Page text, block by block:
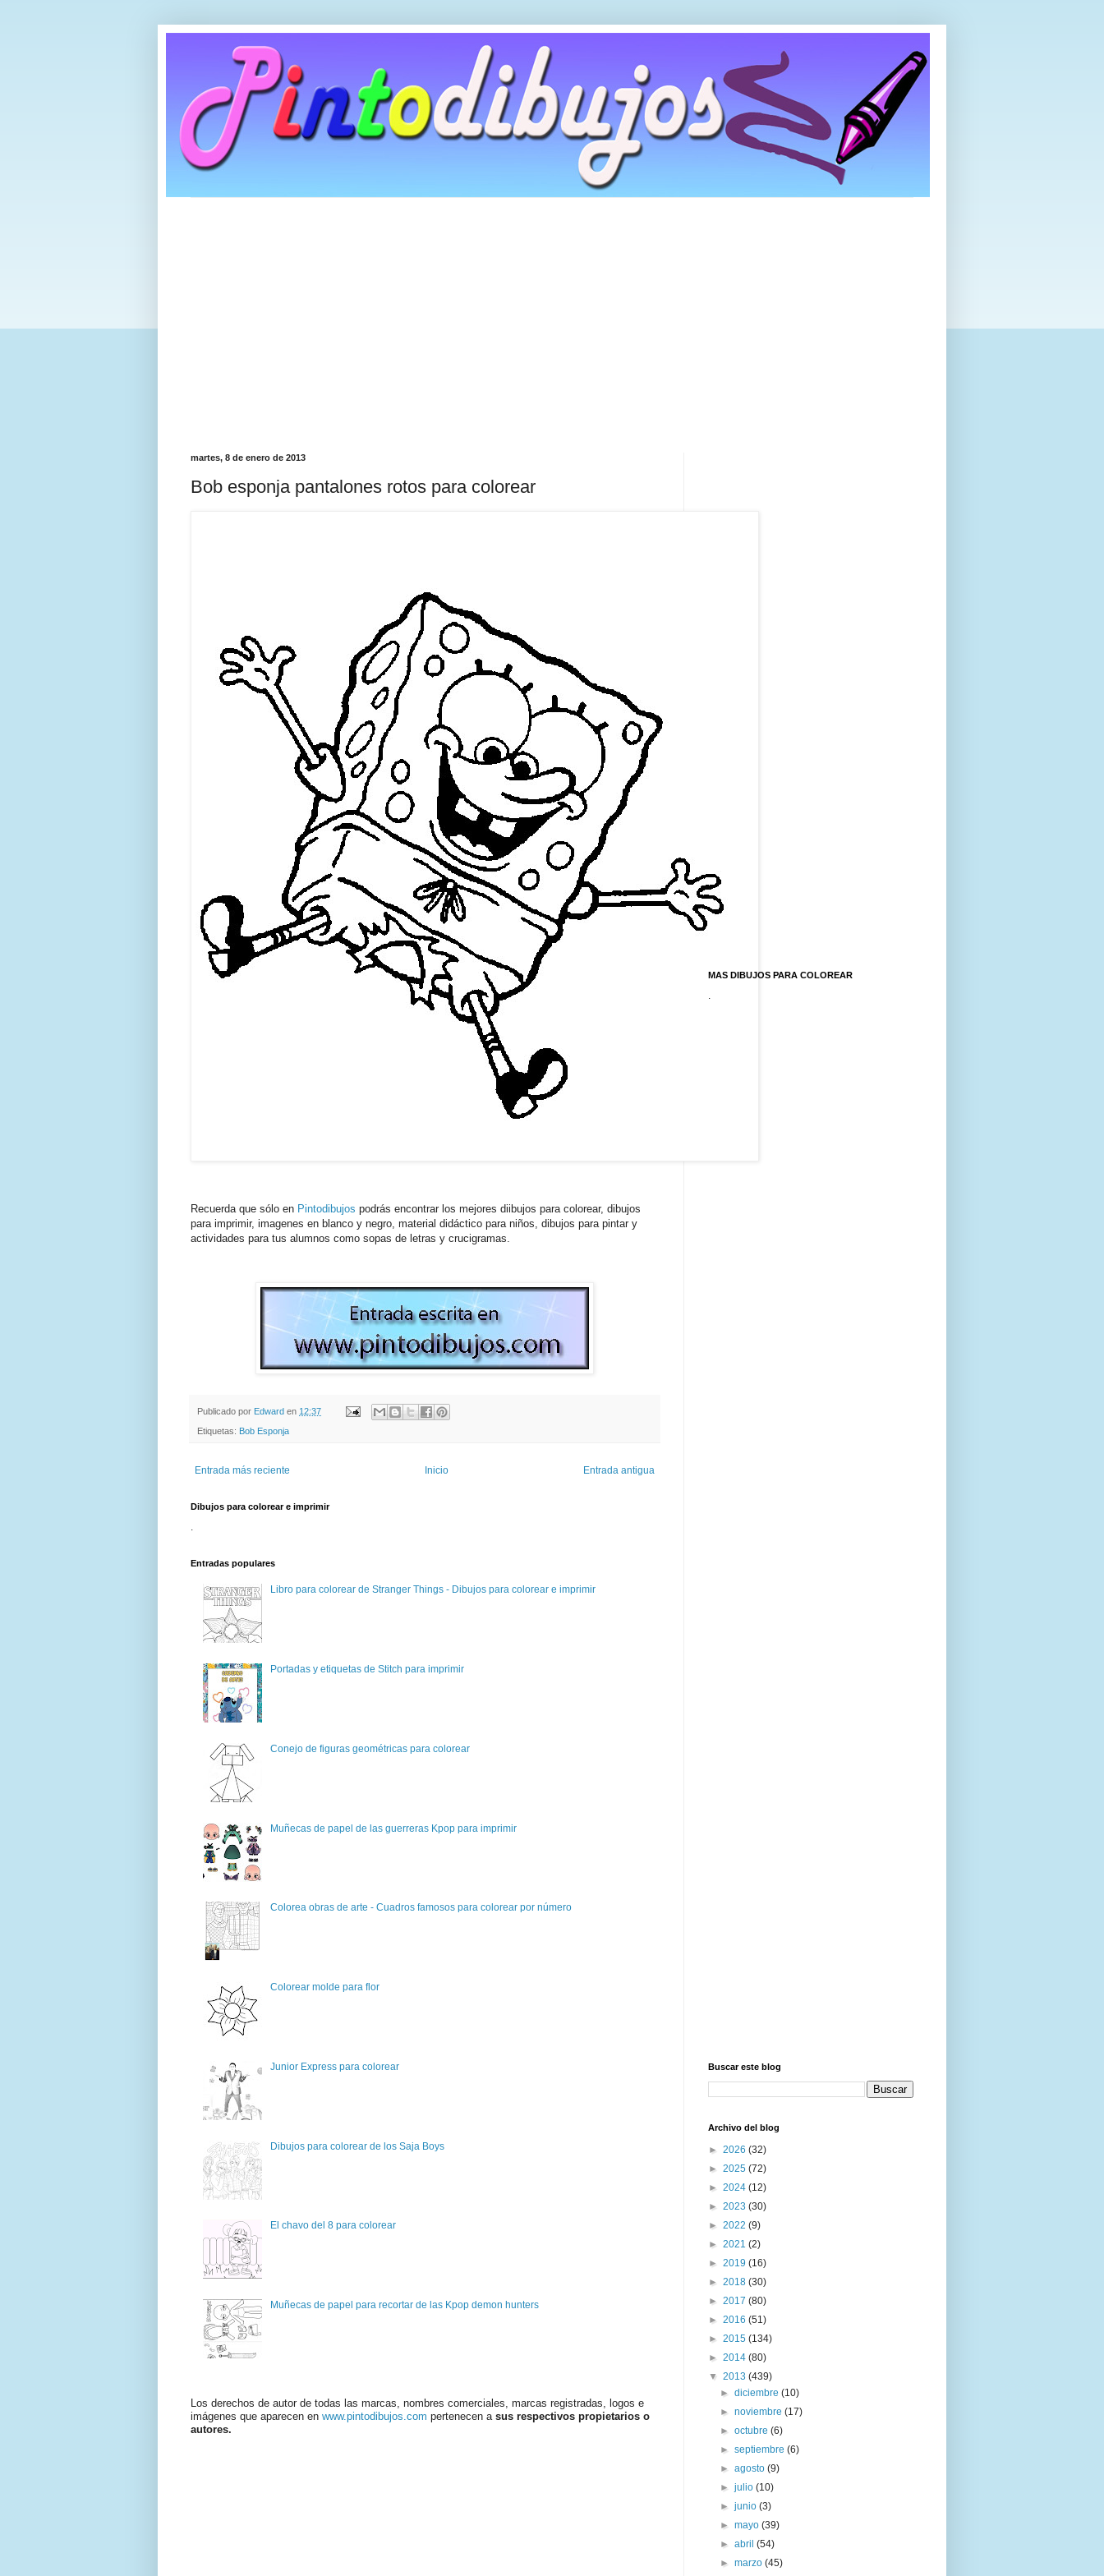
martes, 8 de enero de 2013
Bob esponja pantalones rotos para colorear
Recuerda que sólo en Pintodibujos podrás encontrar los mejores diibujos para colorear, dibujos
para imprimir, imagenes en blanco y negro, material didáctico para niños, dibujos para pintar y
actividades para tus alumnos como sopas de letras y crucigramas.
Publicado por Edward en 12:37
Etiquetas: Bob Esponja
Entrada más reciente Entrada antigua
Inicio
Dibujos para colorear e imprimir
.
Entradas populares
Libro para colorear de Stranger Things - Dibujos para colorear e imprimir
Portadas y etiquetas de Stitch para imprimir
Conejo de figuras geométricas para colorear
Muñecas de papel de las guerreras Kpop para imprimir
Colorea obras de arte - Cuadros famosos para colorear por número
Colorear molde para flor
Junior Express para colorear
Dibujos para colorear de los Saja Boys
El chavo del 8 para colorear
Muñecas de papel para recortar de las Kpop demon hunters
Los derechos de autor de todas las marcas, nombres comerciales, marcas registradas, logos e
imágenes que aparecen en www.pintodibujos.com pertenecen a sus respectivos propietarios o
autores.
MAS DIBUJOS PARA COLOREAR
.
Buscar este blog
Archivo del blog
► 2026 (32)
► 2025 (72)
► 2024 (12)
► 2023 (30)
► 2022 (9)
► 2021 (2)
► 2019 (16)
► 2018 (30)
► 2017 (80)
► 2016 (51)
► 2015 (134)
► 2014 (80)
▼ 2013 (439)
►diciembre(10)
►noviembre(17)
►octubre(6)
►septiembre(6)
►agosto(9)
►julio(10)
►junio(3)
►mayo(39)
►abril(54)
►marzo(45)